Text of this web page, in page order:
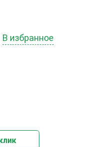
В избранное